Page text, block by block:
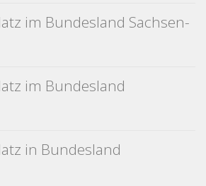
im Bundesland Sachsen-
im Bundesland
in Bundesland